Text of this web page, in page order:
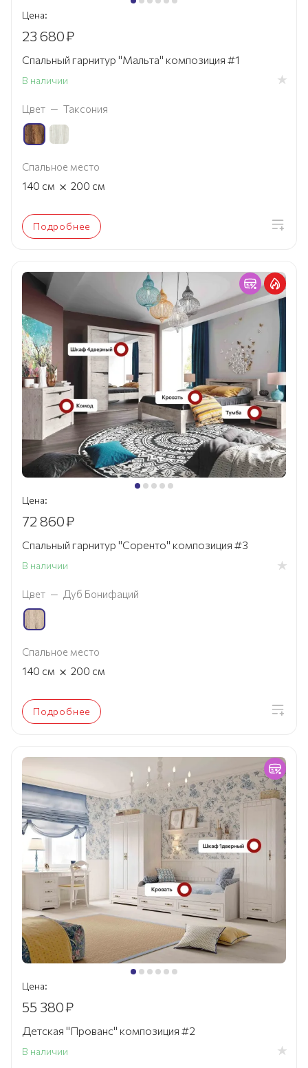
Цена:
23 680₽
Спальный гарнитур "Мальта" композиция #1
В наличии
Цвет — Таксония
Спальное место
140 см × 200 см
Подробнее
Цена:
72 860₽
Спальный гарнитур "Соренто" композиция #3
В наличии
Цвет — Дуб Бонифаций
Спальное место
140 см × 200 см
Подробнее
Цена:
55 380₽
Детская "Прованс" композиция #2
В наличии